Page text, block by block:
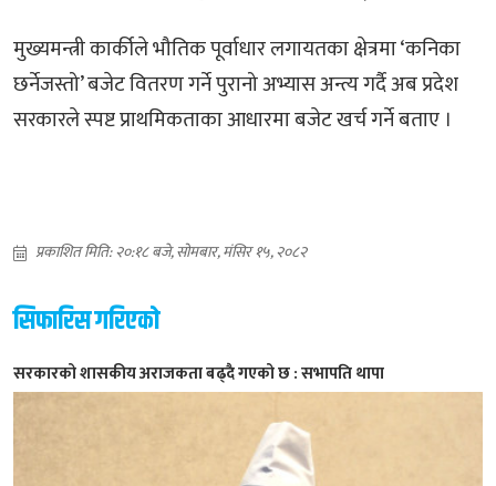
मुख्यमन्त्री कार्कीले भौतिक पूर्वाधार लगायतका क्षेत्रमा ‘कनिका
छर्नेजस्तो’ बजेट वितरण गर्ने पुरानो अभ्यास अन्त्य गर्दै अब प्रदेश
सरकारले स्पष्ट प्राथमिकताका आधारमा बजेट खर्च गर्ने बताए ।
प्रकाशित मिति: २०:१८ बजे, सोमबार, मंसिर १५, २०८२
सिफारिस गरिएको
सरकारको शासकीय अराजकता बढ्दै गएको छ : सभापति थापा